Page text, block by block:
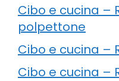
Cibo e cucina –
polpettone
Cibo e cucina –
Cibo e cucina –